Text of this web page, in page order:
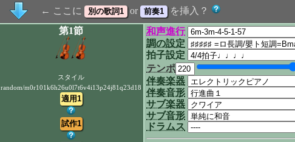
← ここに
or
を挿入？
第1節
スタイル
random/m0r101k6h26u0l7t6v4i13p24j81q23d18
和声進行
調の設定
拍子設定
テンポ
伴奏楽器
伴奏音形
サブ楽器
サブ音形
ドラムス